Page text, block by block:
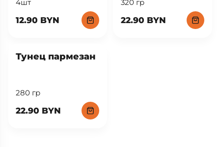
4шт
12.90 BYN
320 гр
22.90 BYN
New
Тунец пармезан
280 гр
22.90 BYN